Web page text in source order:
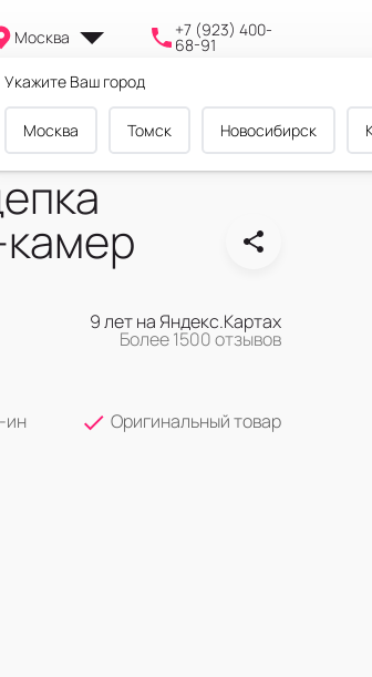
Москва
Укажите Ваш город
Москва Томск Новосибирск
+7 (923) 400-
68-91
0
Cравнение Корзина
9 лет на Яндекс.Картах
Более 1500 отзывов
ин
Оригинальный товар